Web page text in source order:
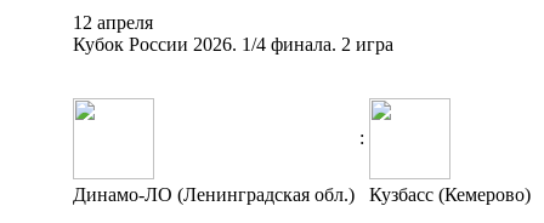
12 апреля
Кубок России 2026. 1/4 финала. 2 игра
:
Динамо-ЛО (Ленинградская обл.) Кузбасс (Кемерово)